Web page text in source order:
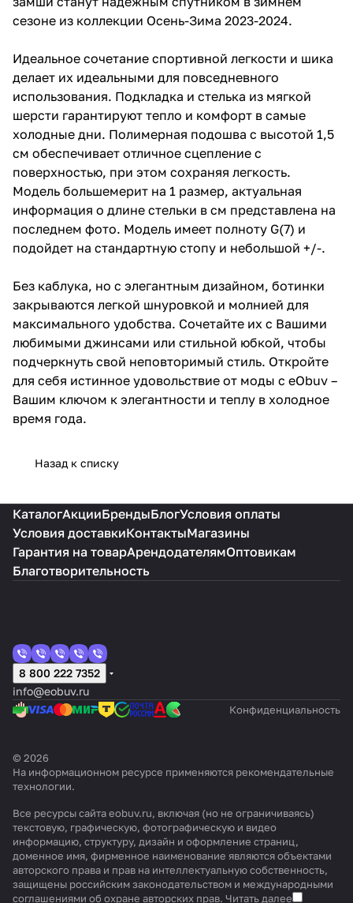
сезоне из коллекции Осень-Зима 2023-2024.
Идеальное сочетание спортивной легкости и шика
делает их идеальными для повседневного
использования. Подкладка и стелька из мягкой
шерсти гарантируют тепло и комфорт в самые
холодные дни. Полимерная подошва с высотой 1,5
см обеспечивает отличное сцепление с
поверхностью, при этом сохраняя легкость.
Модель большемерит на 1 размер, актуальная
информация о длине стельки в см представлена на
последнем фото. Модель имеет полноту G(7) и
подойдет на стандартную стопу и небольшой +/-.
Без каблука, но с элегантным дизайном, ботинки
закрываются легкой шнуровкой и молнией для
максимального удобства. Сочетайте их с Вашими
любимыми джинсами или стильной юбкой, чтобы
подчеркнуть свой неповторимый стиль. Откройте
для себя истинное удовольствие от моды с eObuv –
Вашим ключом к элегантности и теплу в холодное
время года.
Назад к списку
КаталогАкцииБрендыБлогУсловия оплаты
Условия доставкиКонтактыМагазины
Гарантия на товарАрендодателямОптовикам
Благотворительность
8 800 222 7352
info@eobuv.ru
Конфиденциальность
© 2026
На информационном ресурсе применяются рекомендательные
технологии.
Все ресурсы сайта eobuv.ru, включая (но не ограничиваясь)
текстовую, графическую, фотографическую и видео
информацию, структуру, дизайн и оформление страниц,
доменное имя, фирменное наименование являются объектами
авторского права и прав на интеллектуальную собственность,
защищены российским законодательством и международными
соглашениями об охране авторских прав. Читать далее